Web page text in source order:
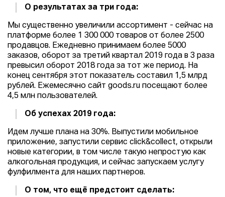
О результатах за три года:
Мы существенно увеличили ассортимент - сейчас на
платформе более 1 300 000 товаров от более 2500
продавцов. Ежедневно принимаем более 5000
заказов, оборот за третий квартал 2019 года в 3 раза
превысил оборот 2018 года за тот же период. На
конец сентября этот показатель составил 1,5 млрд
рублей. Ежемесячно сайт goods.ru посещают более
4,5 млн пользователей.
Об успехах 2019 года:
Идем лучше плана на 30%. Выпустили мобильное
приложение, запустили сервис click&collect, открыли
новые категории, в том числе такую непростую как
алкогольная продукция, и сейчас запускаем услугу
фулфилмента для наших партнеров.
О том, что ещё предстоит сделать: